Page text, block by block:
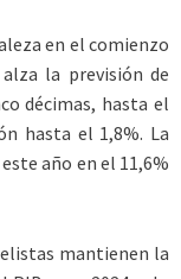
en el comienzo
la previsión de
décimas, hasta el
hasta el 1,8%. La
año en el 11,6%
mantienen la